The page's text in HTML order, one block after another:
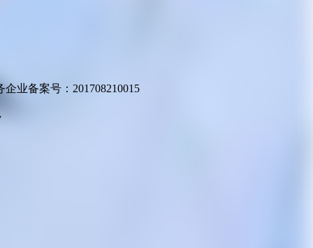
业备案号：201708210015